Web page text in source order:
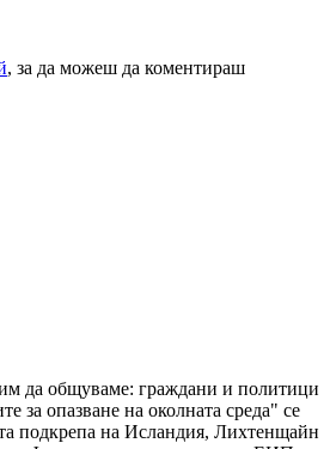
, за да можеш да коментираш
да общуваме: граждани и политици
за опазване на околната среда" се
подкрепа на Исландия, Лихтенщайн